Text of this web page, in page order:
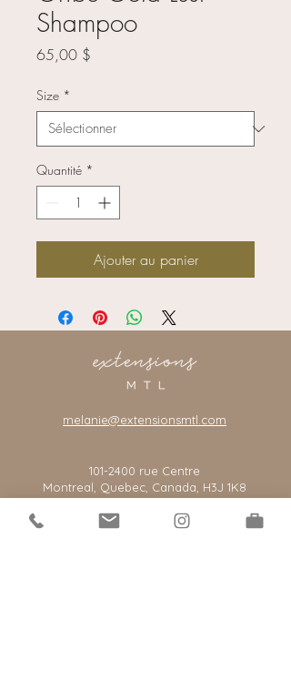
Shampoo
65,00 $
Size *
Quantité *
Ajouter au panier
melanie@extensionsmtl.com
101-2400 rue Centre
Montreal, Quebec, Canada, H3J 1K8
*notre salon est par rendez-vous seulement